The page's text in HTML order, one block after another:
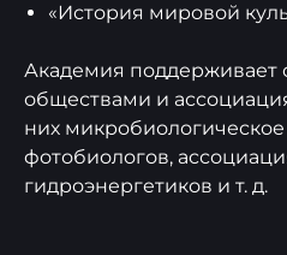
«История мировой
Академия поддерживает
обществами и
них
фотобиологов,
гидроэнергетиков и т. д.